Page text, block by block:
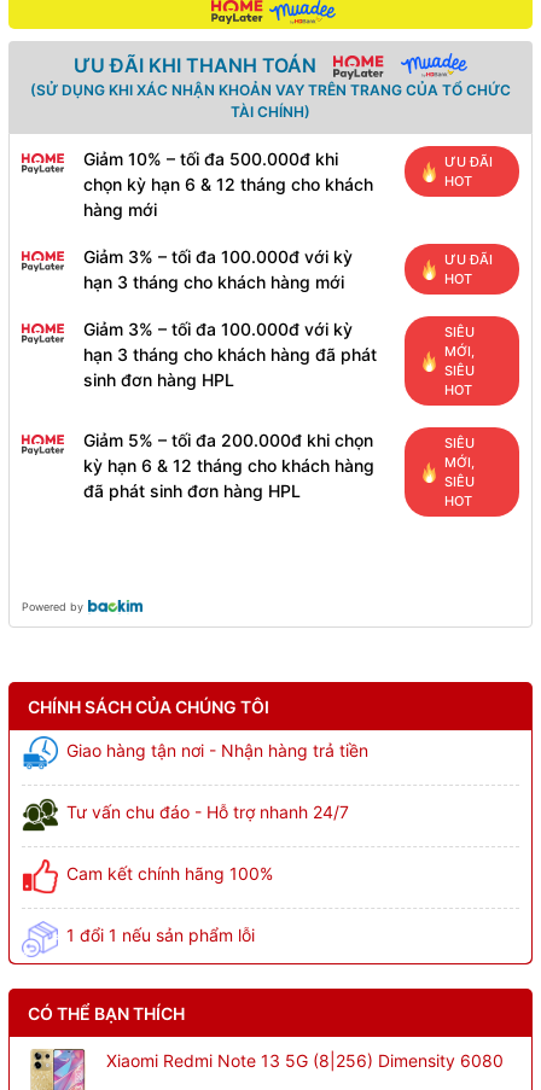
ƯU ĐÃI KHI THANH TOÁN
(SỬ DỤNG KHI XÁC NHẬN KHOẢN VAY TRÊN TRANG CỦA TỔ CHỨC
TÀI CHÍNH)
Giảm 10% – tối đa 500.000đ khi
chọn kỳ hạn 6 & 12 tháng cho khách
hàng mới
ƯU ĐÃI
HOT
Giảm 3% – tối đa 100.000đ với kỳ
hạn 3 tháng cho khách hàng mới
ƯU ĐÃI
HOT
Giảm 3% – tối đa 100.000đ với kỳ
hạn 3 tháng cho khách hàng đã phát
sinh đơn hàng HPL
SIÊU
MỚI,
SIÊU
HOT
Giảm 5% – tối đa 200.000đ khi chọn
kỳ hạn 6 & 12 tháng cho khách hàng
đã phát sinh đơn hàng HPL
SIÊU
MỚI,
SIÊU
HOT
Powered by
CHÍNH SÁCH CỦA CHÚNG TÔI
Giao hàng tận nơi - Nhận hàng trả tiền
Tư vấn chu đáo - Hỗ trợ nhanh 24/7
Cam kết chính hãng 100%
1 đổi 1 nếu sản phẩm lỗi
CÓ THỂ BẠN THÍCH
Xiaomi Redmi Note 13 5G (8|256) Dimensity 6080